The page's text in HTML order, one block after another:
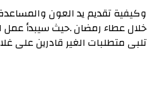
وكيفية تقديم يد العون
خلال عطاء رمضان .حيث سيبدأ عمل
تلبى متطلبات الغير قادرين على